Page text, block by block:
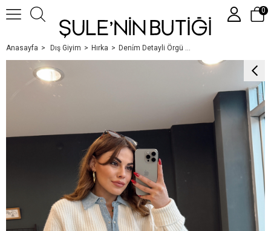
Üye Girişi Google İle Bağlan
0
Anasayfa Dış Giyim Hırka Deni̇m Detayli Örgü Hirka